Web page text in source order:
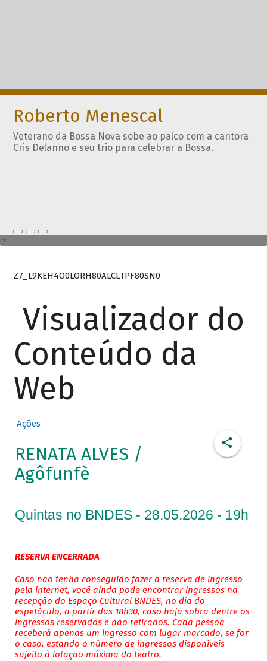
Roberto Menescal
Veterano da Bossa Nova sobe ao palco com a cantora
Cris Delanno e seu trio para celebrar a Bossa.
Z7_L9KEH4O0LORH80ALCLTPF80SN0
Visualizador do
Conteúdo da
Web
Ações
RENATA ALVES /
Agôfunfè
Quintas no BNDES - 28.05.2026 - 19h
RESERVA ENCERRADA
Caso não tenha conseguido fazer a reserva de ingresso
pela internet, você ainda pode encontrar ingressos na
recepção do Espaço Cultural BNDES, no dia do
espetáculo, a partir das 18h30, caso haja sobra dentre os
ingressos reservados e não retirados. Cada pessoa
receberá apenas um ingresso com lugar marcado, se for
o caso, estando o número de ingressos disponíveis
sujeito à lotação máxima do teatro.